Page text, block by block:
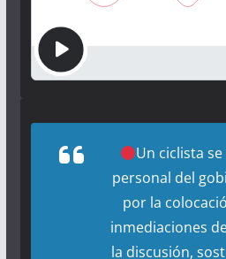
Un ciclista
personal del
por la
inmediaciones
la discusión,